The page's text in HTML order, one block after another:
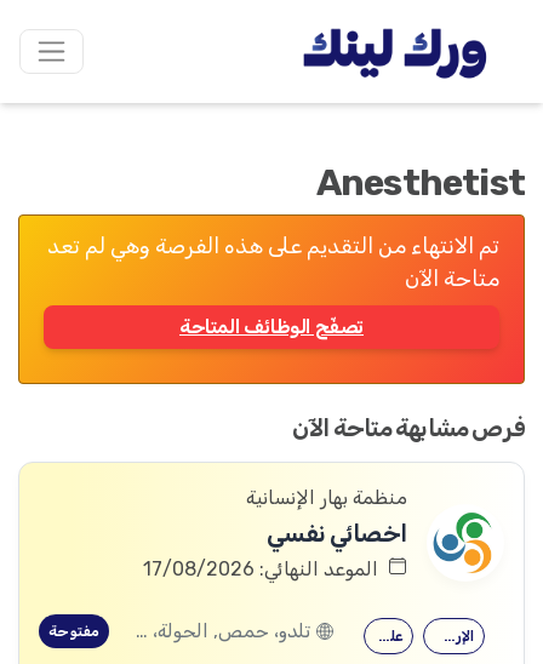
Anesthetist
تم الانتهاء من التقديم على هذه الفرصة وهي لم تعد
متاحة الآن
تصفّح الوظائف المتاحة
فرص مشابهة متاحة الآن
منظمة بهار الإنسانية
اخصائي نفسي
الموعد النهائي: 17/08/2026
علم النفس الإرشاد النفسي تلدو، حمص, الحولة، حمص مفتوحة